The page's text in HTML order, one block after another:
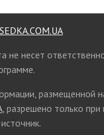
не несет
размещенной
, разрешено только при